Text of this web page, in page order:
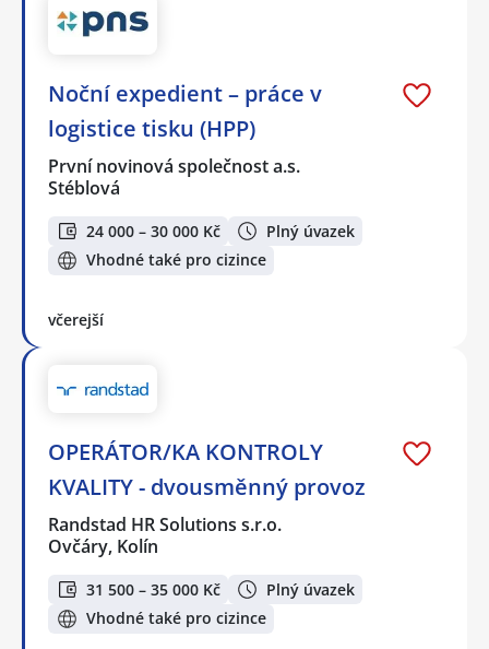
Noční expedient – práce v
logistice tisku (HPP)
První novinová společnost a.s.
Stéblová
24 000 – 30 000 Kč
Plný úvazek
Vhodné také pro cizince
včerejší
OPERÁTOR/KA KONTROLY
KVALITY - dvousměnný provoz
Randstad HR Solutions s.r.o.
Ovčáry, Kolín
31 500 – 35 000 Kč
Plný úvazek
Vhodné také pro cizince